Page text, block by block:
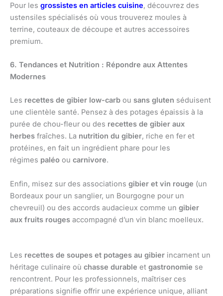
Pour les grossistes en articles cuisine, découvrez des
ustensiles spécialisés où vous trouverez moules à
terrine, couteaux de découpe et autres accessoires
premium.
6. Tendances et Nutrition : Répondre aux Attentes
Modernes
Les recettes de gibier low-carb ou sans gluten séduisent
une clientèle santé. Pensez à des potages épaissis à la
purée de chou-fleur ou des recettes de gibier aux
herbes fraîches. La nutrition du gibier, riche en fer et
protéines, en fait un ingrédient phare pour les
régimes paléo ou carnivore.
Enfin, misez sur des associations gibier et vin rouge (un
Bordeaux pour un sanglier, un Bourgogne pour un
chevreuil) ou des accords audacieux comme un gibier
aux fruits rouges accompagné d’un vin blanc moelleux.
Les recettes de soupes et potages au gibier incarnent un
héritage culinaire où chasse durable et gastronomie se
rencontrent. Pour les professionnels, maîtriser ces
préparations signifie offrir une expérience unique, alliant